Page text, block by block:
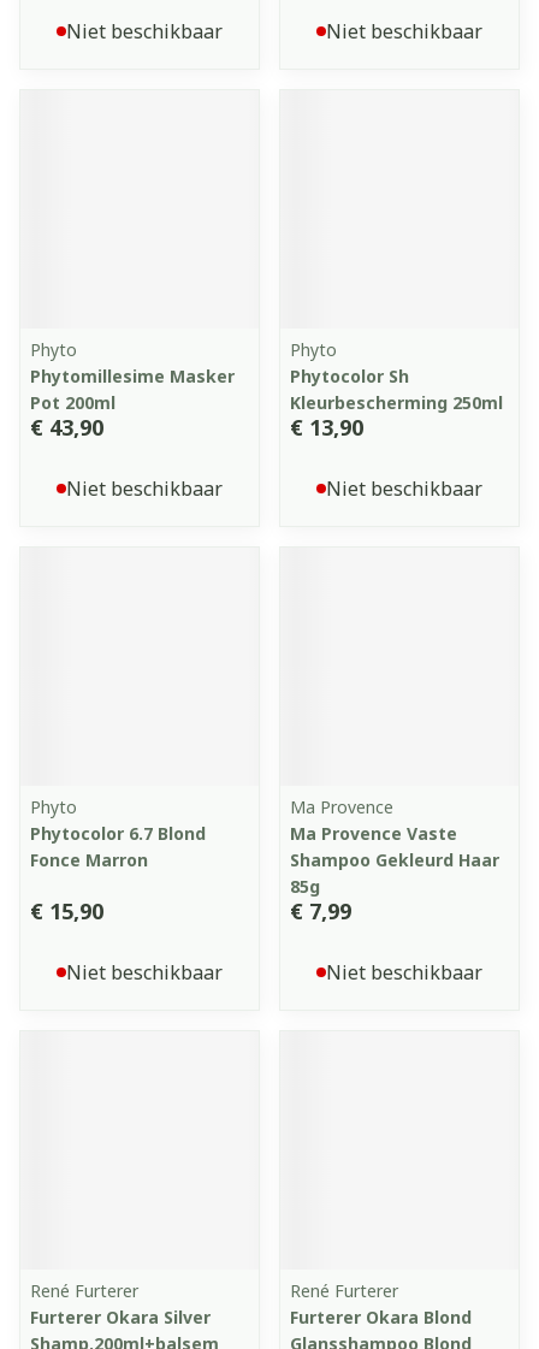
Niet beschikbaar Niet beschikbaar
Phyto
Phytomillesime Masker
Pot 200ml
€ 43,90
Niet beschikbaar
Phyto
Phytocolor Sh
Kleurbescherming 250ml
€ 13,90
Niet beschikbaar
Phyto
Phytocolor 6.7 Blond
Fonce Marron
€ 15,90
Niet beschikbaar
Ma Provence
Ma Provence Vaste
Shampoo Gekleurd Haar
85g
€ 7,99
Niet beschikbaar
René Furterer
Furterer Okara Silver
Shamp.200ml+balsem
René Furterer
Furterer Okara Blond
Glansshampoo Blond